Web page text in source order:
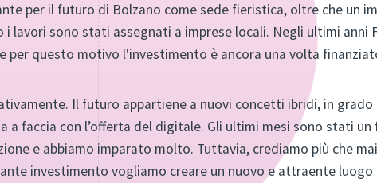
per il futuro di Bolzano come sede fieristica, oltre che un
i lavori sono stati assegnati a imprese locali. Negli ultimi anni
questo motivo l'investimento è ancora una volta
Il futuro appartiene a nuovi concetti ibridi, in grado
a faccia con l’offerta del digitale. Gli ultimi mesi sono stati
e abbiamo imparato molto. Tuttavia, crediamo più che
investimento vogliamo creare un nuovo e attraente